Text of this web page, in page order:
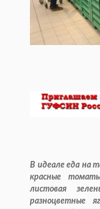
В идеале еда на
красные
листовая
разноцветные